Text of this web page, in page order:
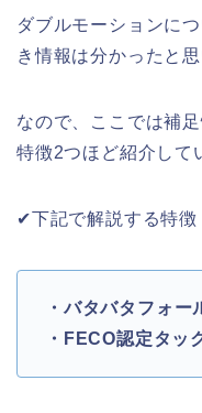
ダブルモーションに
き情報は分かったと思
なので、ここでは補
特徴2つほど紹介して
✔︎下記で解説する特徴
・バタバタフォー
・FECO認定タッ